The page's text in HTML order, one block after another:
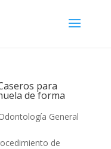
para
de forma
General
de